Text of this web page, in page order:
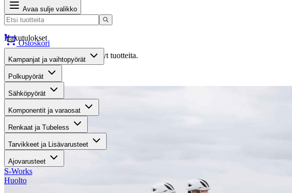
Avaa sulje valikko
Hakutulokset
Valitettavasti haullasi ei löytynyt tuotteita.
Suositut osastot
Ostoskori
Kampanjat ja vaihtopyörät
Polkupyörät
Sähköpyörät
Komponentit ja varaosat
Renkaat ja Tubeless
Tarvikkeet ja Lisävarusteet
Ajovarusteet
S-Works
Huolto